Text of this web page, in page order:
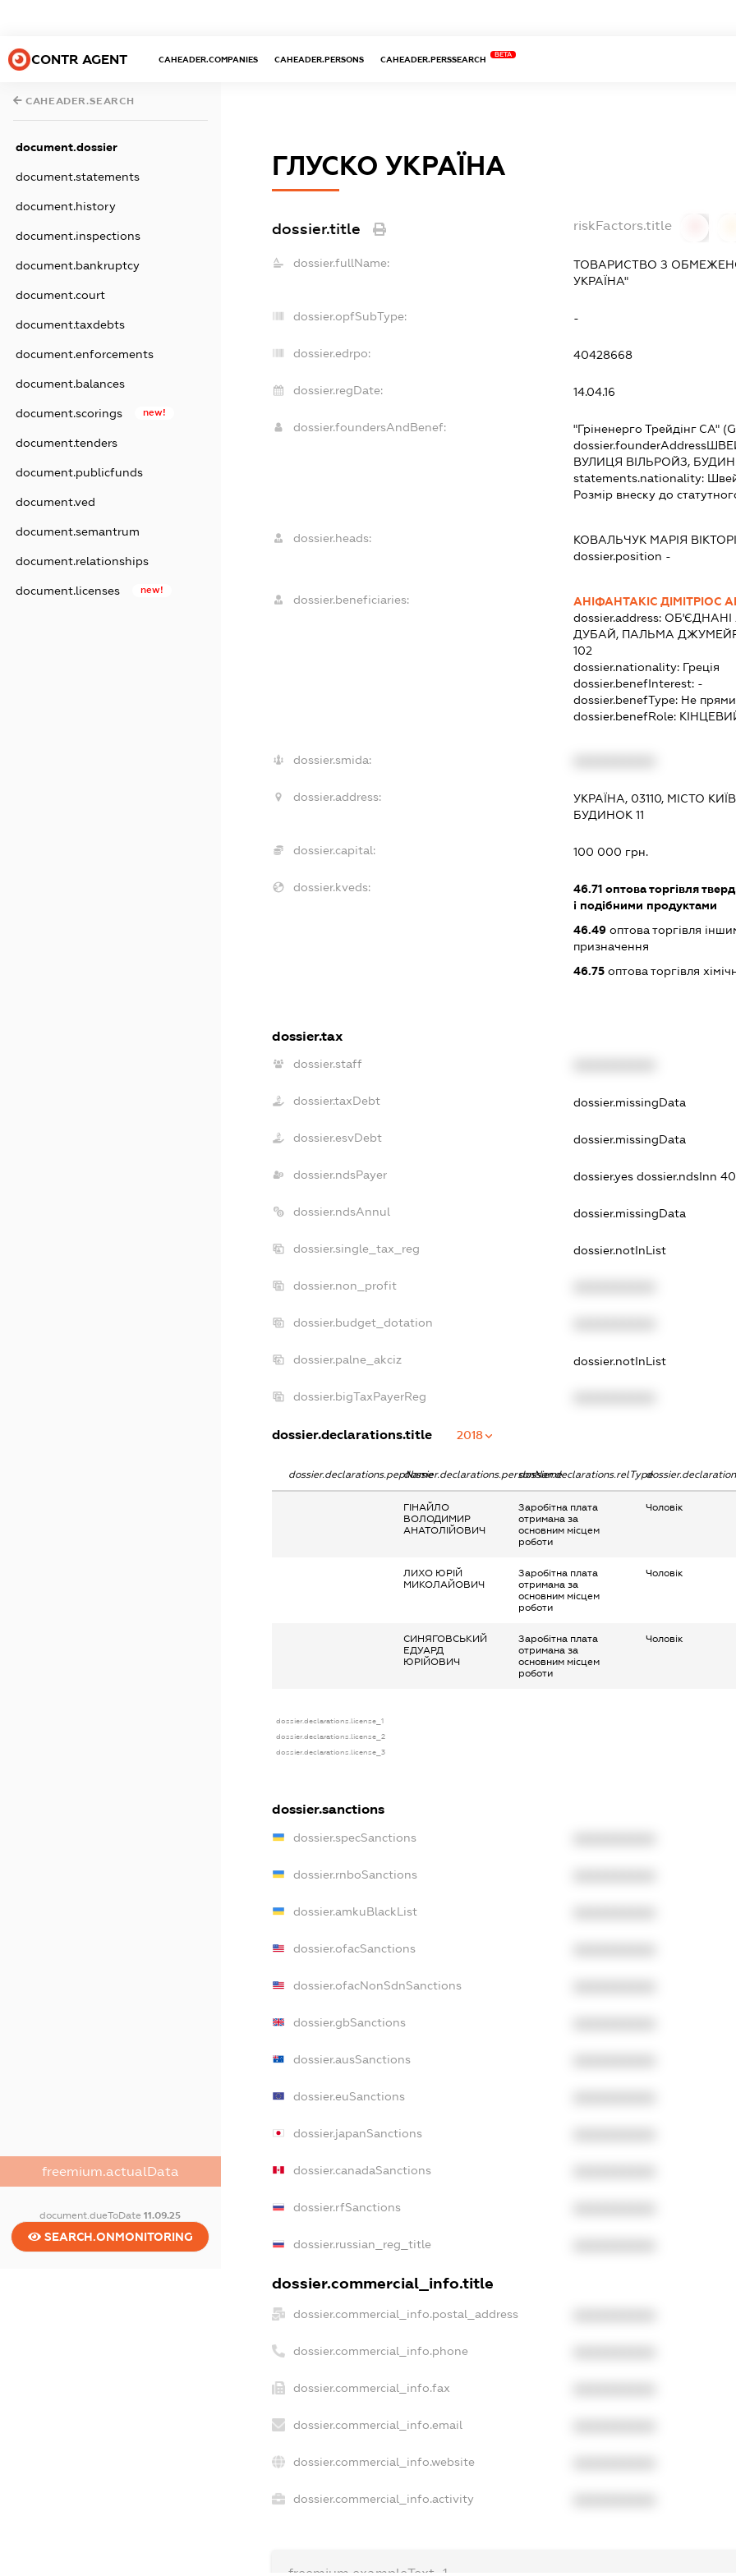
CONTR AGENT CAHEADER.COMPANIES CAHEADER.PERSONS CAHEADER.PERSSEARCH
BETA
CAHEADER.SEARCH
document.dossier
document.statements
document.history
document.inspections
document.bankruptcy
document.court
document.taxdebts
document.enforcements
document.balances
document.scorings new!
document.tenders
document.publicfunds
document.ved
document.semantrum
document.relationships
document.licenses new!
freemium.actualData
document.dueToDate11.09.25
SEARCH.ONMONITORING
ГЛУСКО УКРАЇНА
dossier.title riskFactors.title
dossier.fullName:
ТОВАРИСТВО З
УКРАЇНА"
dossier.opfSubType: -
dossier.edrpo: 40428668
dossier.regDate: 14.04.16
dossier.foundersAndBenef:
"Гріненерго Трейдінг СА"
dossier.founderAddress
ВУЛИЦЯ ВІЛЬРОЙЗ,
statements.nationality:
Розмір внеску до
dossier.heads: КОВАЛЬЧУК МАРІЯ
dossier.position -
dossier.beneficiaries:
АНІФАНТАКІС ДІМІТРІОС
dossier.address: ОБ'ЄДНАНІ
ДУБАЙ, ПАЛЬМА
102
dossier.nationality: Греція
dossier.benefInterest: -
dossier.benefType: Не
dossier.benefRole:
dossier.smida:
dossier.address:
УКРАЇНА, 03110, МІСТО
БУДИНОК 11
dossier.capital: 100 000 грн.
dossier.kveds: 46.71 оптова торгівля
і подібними продуктами
46.49 оптова торгівля
призначення
46.75 оптова торгівля
dossier.tax
dossier.staff
dossier.taxDebt dossier.missingData
dossier.esvDebt dossier.missingData
dossier.ndsPayer dossier.yesdossier.ndsInn
dossier.ndsAnnul dossier.missingData
dossier.single_tax_reg dossier.notInList
dossier.non_profit
dossier.budget_dotation
dossier.palne_akciz dossier.notInList
dossier.bigTaxPayerReg
dossier.declarations.title 2018
dossier.declarations.pepNamedossier.declarations.personNamedossier.declarations.relType
ГІНАЙЛО
ВОЛОДИМИР
АНАТОЛІЙОВИЧ
Заробітна плата
отримана за
основним місцем
роботи
Чоловік
ЛИХО ЮРІЙ
МИКОЛАЙОВИЧ
Заробітна плата
отримана за
основним місцем
роботи
Чоловік
СИНЯГОВСЬКИЙ
ЕДУАРД
ЮРІЙОВИЧ
Заробітна плата
отримана за
основним місцем
роботи
Чоловік
dossier.declarations.license_1
dossier.declarations.license_2
dossier.declarations.license_3
dossier.sanctions
dossier.specSanctions
dossier.rnboSanctions
dossier.amkuBlackList
dossier.ofacSanctions
dossier.ofacNonSdnSanctions
dossier.gbSanctions
dossier.ausSanctions
dossier.euSanctions
dossier.japanSanctions
dossier.canadaSanctions
dossier.rfSanctions
dossier.russian_reg_title
dossier.commercial_info.title
dossier.commercial_info.postal_address
dossier.commercial_info.phone
dossier.commercial_info.fax
dossier.commercial_info.email
dossier.commercial_info.website
dossier.commercial_info.activity